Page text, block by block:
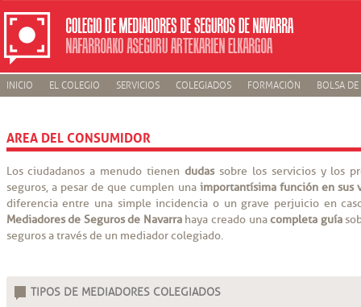
INICIO EL COLEGIO SERVICIOS COLEGIADOS FORMACIÓN BOLSA
AREA DEL CONSUMIDOR
Los ciudadanos a menudo tienen dudassobre los servicios y los
seguros, a pesar de que cumplen una importantísima función en sus
diferencia entre una simple incidencia o un grave perjuicio en
Mediadores de Seguros de Navarrahaya creado unacompleta guía
seguros a través de un mediador colegiado.
TIPOS DE MEDIADORES COLEGIADOS